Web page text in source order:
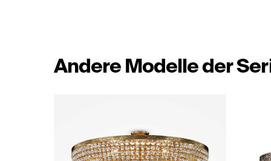
Andere Modelle der